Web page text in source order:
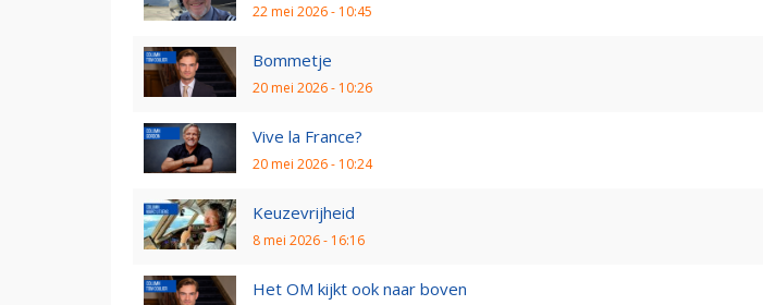
22 mei 2026 - 10:45
Bommetje
20 mei 2026 - 10:26
Vive la France?
20 mei 2026 - 10:24
Keuzevrijheid
8 mei 2026 - 16:16
Het OM kijkt ook naar boven